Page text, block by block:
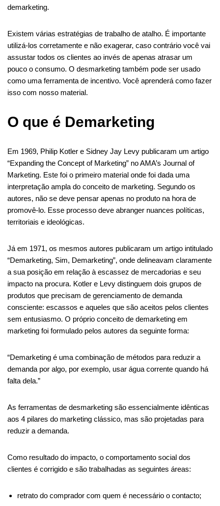
demarketing.
Existem várias estratégias de trabalho de atalho. É importante
utilizá-los corretamente e não exagerar, caso contrário você vai
assustar todos os clientes ao invés de apenas atrasar um
pouco o consumo. O desmarketing também pode ser usado
como uma ferramenta de incentivo. Você aprenderá como fazer
isso com nosso material.
O que é Demarketing
Em 1969, Philip Kotler e Sidney Jay Levy publicaram um artigo
“Expanding the Concept of Marketing” no AMA’s Journal of
Marketing. Este foi o primeiro material onde foi dada uma
interpretação ampla do conceito de marketing. Segundo os
autores, não se deve pensar apenas no produto na hora de
promovê-lo. Esse processo deve abranger nuances políticas,
territoriais e ideológicas.
Já em 1971, os mesmos autores publicaram um artigo intitulado
“Demarketing, Sim, Demarketing”, onde delineavam claramente
a sua posição em relação à escassez de mercadorias e seu
impacto na procura. Kotler e Levy distinguem dois grupos de
produtos que precisam de gerenciamento de demanda
consciente: escassos e aqueles que são aceitos pelos clientes
sem entusiasmo. O próprio conceito de demarketing em
marketing foi formulado pelos autores da seguinte forma:
“Demarketing é uma combinação de métodos para reduzir a
demanda por algo, por exemplo, usar água corrente quando há
falta dela.”
As ferramentas de desmarketing são essencialmente idênticas
aos 4 pilares do marketing clássico, mas são projetadas para
reduzir a demanda.
Como resultado do impacto, o comportamento social dos
clientes é corrigido e são trabalhadas as seguintes áreas:
retrato do comprador com quem é necessário o contacto;